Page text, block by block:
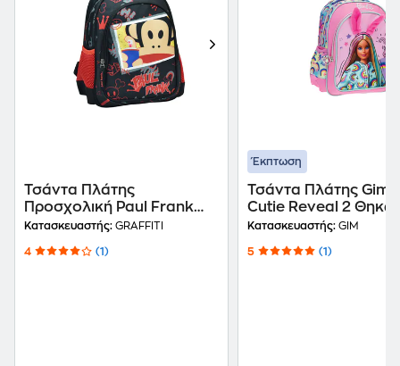
Τσάντα Πλάτης
Προσχολική Paul Frank
Graffiti
Κατασκευαστής: GRAFFITI
4 (1)
Έκπτωση
Τσάντα Πλάτης Gim
Cutie Reveal 2
Κατασκευαστής: GIM
5 (1)